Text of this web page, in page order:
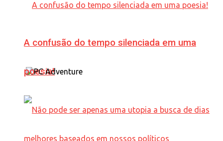
A confusão do tempo silenciada em uma
poesia!